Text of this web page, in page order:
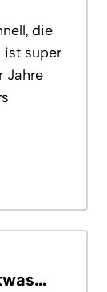
die
ist super
Jahre